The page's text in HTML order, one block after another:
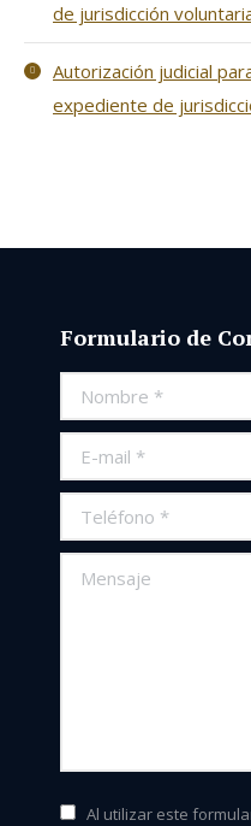
de jurisdicción
Autorización judicial
expediente de
Formulario de
Nombre *
E-mail *
Teléfono *
Mensaje
Al utilizar este